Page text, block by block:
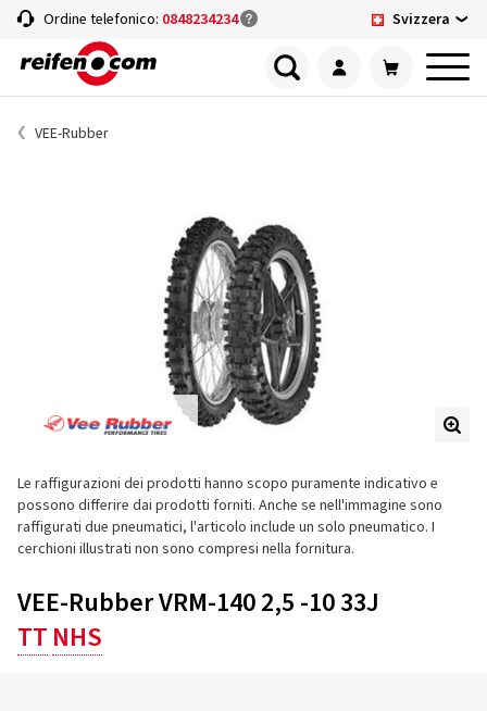
Ordine telefonico: 0848234234 Svizzera
VEE-Rubber
Le raffigurazioni dei prodotti hanno scopo puramente indicativo e
possono differire dai prodotti forniti. Anche se nell'immagine sono
raffigurati due pneumatici, l'articolo include un solo pneumatico. I
cerchioni illustrati non sono compresi nella fornitura.
VEE-Rubber VRM-140 2,5 -10 33J
TT NHS